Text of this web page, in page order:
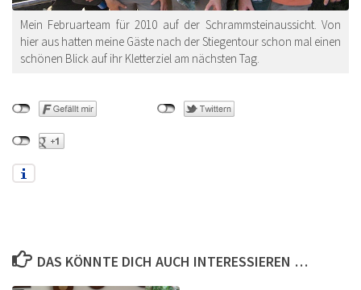
Mein Februarteam für 2010 auf der Schrammsteinaussicht. Von
hier aus hatten meine Gäste nach der Stiegentour schon mal einen
schönen Blick auf ihr Kletterziel am nächsten Tag.
DAS KÖNNTE DICH AUCH INTERESSIEREN …